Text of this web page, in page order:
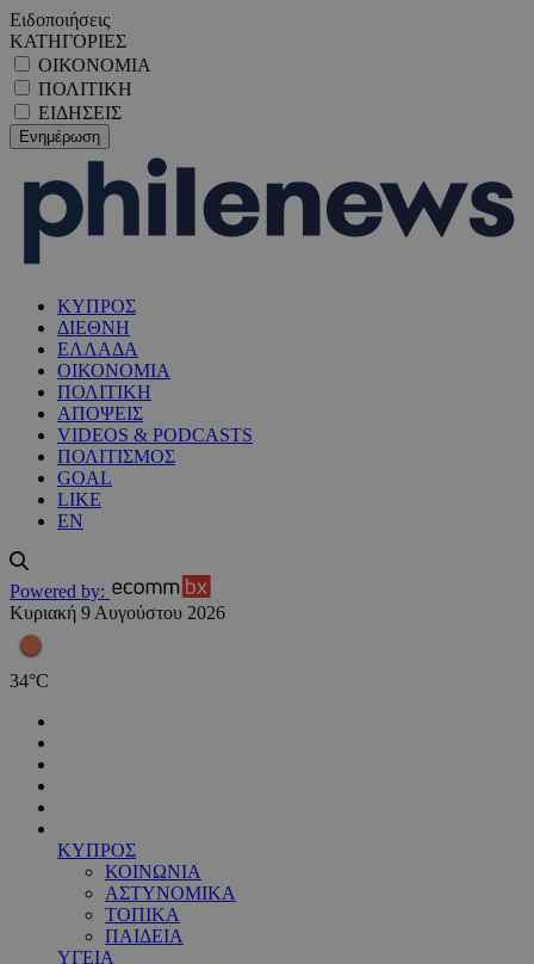
Ειδοποιήσεις
ΚΑΤΗΓΟΡΙΕΣ
ΟΙΚΟΝΟΜΙΑ
ΠΟΛΙΤΙΚΗ
ΕΙΔΗΣΕΙΣ
ΚΥΠΡΟΣ
ΔΙΕΘΝΗ
ΕΛΛΑΔΑ
ΟΙΚΟΝΟΜΙΑ
ΠΟΛΙΤΙΚΗ
ΑΠΟΨΕΙΣ
VIDEOS & PODCASTS
ΠΟΛΙΤΙΣΜΟΣ
GOAL
LIKE
EN
Powered by:
Κυριακή 9 Αυγούστου 2026
34°C
ΚΥΠΡΟΣ
ΚΟΙΝΩΝΙΑ
ΑΣΤΥΝΟΜΙΚΑ
ΤΟΠΙΚΑ
ΠΑΙΔΕΙΑ
ΥΓΕΙΑ